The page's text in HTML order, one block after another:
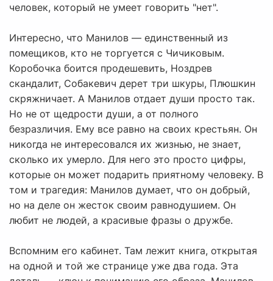
человек, который не умеет говорить "нет".
Интересно, что Манилов — единственный из
помещиков, кто не торгуется с Чичиковым.
Коробочка боится продешевить, Ноздрев
скандалит, Собакевич дерет три шкуры, Плюшкин
скряжничает. А Манилов отдает души просто так.
Но не от щедрости души, а от полного
безразличия. Ему все равно на своих крестьян. Он
никогда не интересовался их жизнью, не знает,
сколько их умерло. Для него это просто цифры,
которые он может подарить приятному человеку. В
том и трагедия: Манилов думает, что он добрый,
но на деле он жесток своим равнодушием. Он
любит не людей, а красивые фразы о дружбе.
Вспомним его кабинет. Там лежит книга, открытая
на одной и той же странице уже два года. Эта